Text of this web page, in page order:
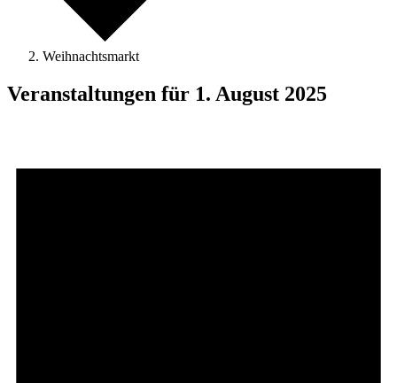
Weihnachtsmarkt
Veranstaltungen für 1. August 2025